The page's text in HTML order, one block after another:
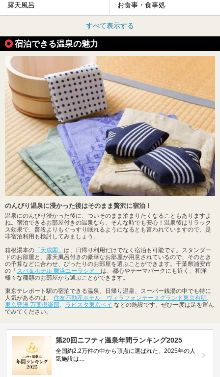
露天風呂 お食事・食事処
すべて表示する
宿泊できる温泉の魅力
のんびり温泉に浸かった後はそのまま贅沢に宿泊！
温泉にのんびり浸かった後に、ついそのまま泊まりたくなることもありますよ
ね。宿泊できるお部屋付きの温泉なら、そんな時でも安心！温泉後はリラック
ス効果で、普段よりもぐっすり眠れるようになるとも言われていますので、是
非宿泊利用も検討してみましょう。
箱根湯本の 「天成園」 は、日帰り利用だけでなく宿泊も可能です。スタンダー
ドのお部屋と、露天風呂付きの豪華なお部屋が用意されているので、そのとき
の予算などに合わせ、ぴったりのお部屋を選ぶことができます。千葉県浦安市
の「 スパ＆ホテル 舞浜ユーラシア」 は、都心やテーマパークにも近く、和洋
様々な種類のお部屋から選ぶことができます。
東京テレポート駅の宿泊できる温泉、日帰り温泉、スーパー銭湯の中でも特に
人気があるのは、 住友不動産ホテル ヴィラフォンテーヌグランド東京有明
東京豊洲 万葉倶楽部
ラビスタ東京ベイ などの施設です。ぜひ一度は足を運ん
でみてください。
第20回ニフティ温泉年間ランキング2025
全国約2.2万件の中から頂点に選ばれた、2025年の人
気施設は…